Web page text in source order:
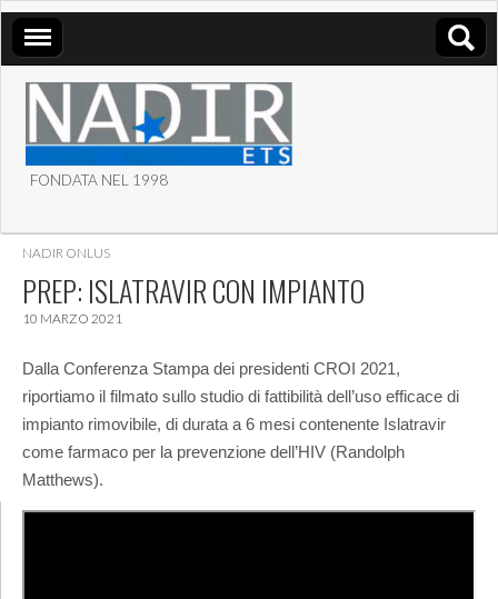
ASSOCIAZIONE NADIR
ETS
FONDATA NEL 1998
NADIR ONLUS
PREP: ISLATRAVIR CON IMPIANTO
10 MARZO 2021
Dalla Conferenza Stampa dei presidenti CROI 2021,
riportiamo il filmato sullo studio di fattibilità dell’uso efficace di
impianto rimovibile, di durata a 6 mesi contenente Islatravir
come farmaco per la prevenzione dell’HIV (Randolph
Matthews).